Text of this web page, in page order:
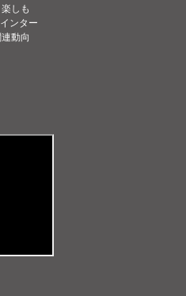
しも
ンター
動向